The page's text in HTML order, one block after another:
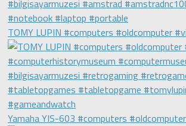
TOMY LUPIN #computers #oldcomputer
Yamaha YIS-603 #computers